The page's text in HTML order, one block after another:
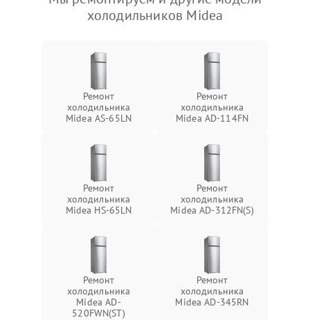
холодильников Midea
Ремонт
холодильника
Midea AS-65LN
Ремонт
холодильника
Midea AD-114FN
Ремонт
холодильника
Midea HS-65LN
Ремонт
холодильника
Midea AD-312FN(S)
Ремонт
холодильника
Midea AD-
520FWN(ST)
Ремонт
холодильника
Midea AD-345RN